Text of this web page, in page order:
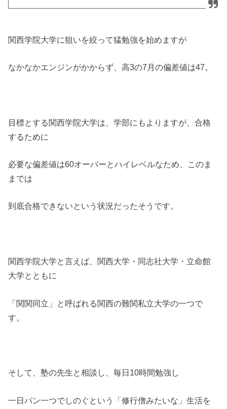
関西学院大学に狙いを絞って猛勉強を始めますが
なかなかエンジンがかからず、高3の7月の偏差値は47。
目標とする関西学院大学は、学部にもよりますが、合格
するために
必要な偏差値は60オーバーとハイレベルなため、このま
までは
到底合格できないという状況だったそうです。
関西学院大学と言えば、関西大学・同志社大学・立命館
大学とともに
「関関同立」と呼ばれる関西の難関私立大学の一つで
す。
そして、塾の先生と相談し、毎日10時間勉強し
一日パン一つでしのぐという「修行僧みたいな」生活を